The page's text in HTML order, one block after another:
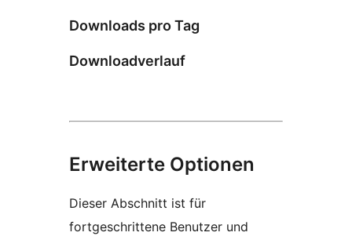
Downloads pro Tag
Downloadverlauf
Erweiterte Optionen
Dieser Abschnitt ist für
fortgeschrittene Benutzer und